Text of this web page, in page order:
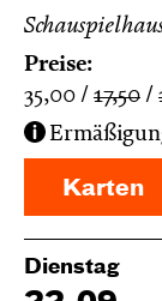
Preise:
35,00
17,50
Karten
Dienstag